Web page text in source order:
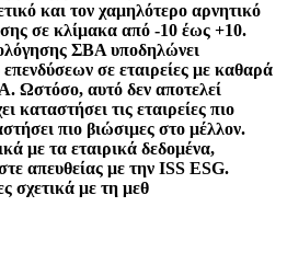
και τον χαμηλότερο αρνητικό
σε κλίμακα από -10 έως +10.
ΣΒΑ υποδηλώνει
σε εταιρείες με καθαρά
Ωστόσο, αυτό δεν αποτελεί
καταστήσει τις εταιρείες πιο
πιο βιώσιμες στο μέλλον.
με τα εταιρικά δεδομένα,
απευθείας με την ISS ESG.
σχετικά με τη μεθ